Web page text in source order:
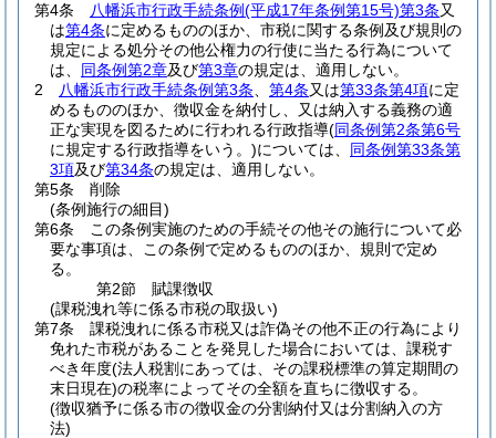
第4条
八幡浜市行政手続条例(平成17年条例第15号)第3条又
は第4条に定めるもののほか、市税に関する条例及び規則の
規定による処分その他公権力の行使に当たる行為について
は、 同条例第2章及び第3章の規定は、適用しない。
2
八幡浜市行政手続条例第3条 第4条又は第33条第4項に定
めるもののほか、徴収金を納付し、又は納入する義務の適
正な実現を図るために行われる行政指導(同条例第2条第6号
に規定する行政指導をいう。)については、 同条例第33条第
3項及び第34条の規定は、適用しない。
第5条
削除
(条例施行の細目)
第6条
この条例実施のための手続その他その施行について必
要な事項は、この条例で定めるもののほか、規則で定め
る。
第2節
賦課徴収
(課税洩れ等に係る市税の取扱い)
第7条
課税洩れに係る市税又は詐偽その他不正の行為により
免れた市税があることを発見した場合においては、課税す
べき年度(法人税割にあっては、その課税標準の算定期間の
末日現在)の税率によってその全額を直ちに徴収する。
(徴収猶予に係る市の徴収金の分割納付又は分割納入の方
法)